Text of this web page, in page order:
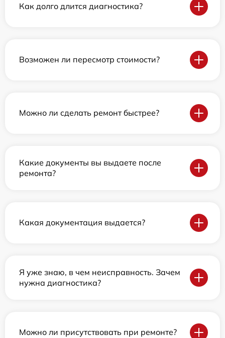
Как долго длится диагностика?
Возможен ли пересмотр стоимости?
Можно ли сделать ремонт быстрее?
Какие документы вы выдаете после
ремонта?
Какая документация выдается?
Я уже знаю, в чем неисправность. Зачем
нужна диагностика?
Можно ли присутствовать при ремонте?